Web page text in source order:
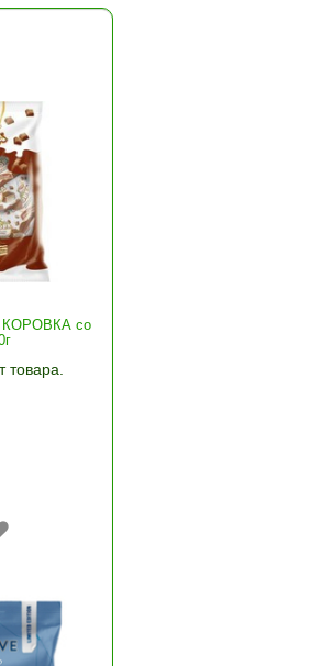
КОРОВКА со
товара.
«+»